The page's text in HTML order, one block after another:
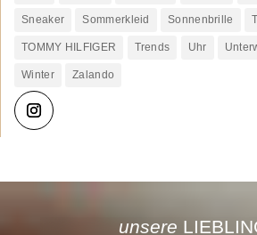
Sneaker Sommerkleid Sonnenbrille
TOMMY HILFIGER Trends Uhr
Winter Zalando
unsere